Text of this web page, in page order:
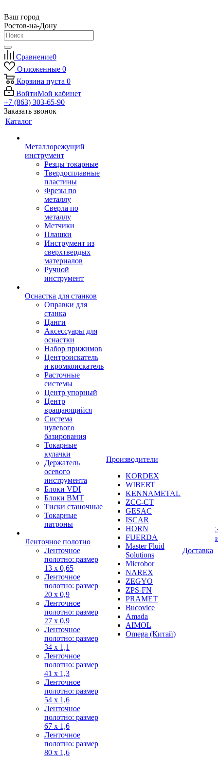
Ваш город
Ростов-на-Дону
Сравнение0
Отложенные 0
Корзина пуста 0
ВойтиМой кабинет
+7 (863) 303-65-90
Заказать звонок
Каталог
Металлорежущий
инструмент
Резцы токарные
Твердосплавные
пластины
Фрезы по
металлу
Сверла по
металлу
Метчики
Плашки
Инструмент из
сверхтвердых
материалов
Ручной
инструмент
Оснастка для станков
Оправки для
станка
Цанги
Аксессуары для
оснастки
Набор прижимов
Центроискатель
и кромкоискатель
Расточные
системы
Центр упорный
Центр
вращающийся
Система
нулевого
базирования
Токарные
кулачки
Держатель
осевого
инструмента
Блоки VDI
Блоки BMT
Тиски станочные
Токарные
патроны
Ленточное полотно
Ленточное
полотно: размер
13 х 0,65
Ленточное
полотно: размер
20 х 0,9
Ленточное
полотно: размер
27 х 0,9
Ленточное
полотно: размер
34 х 1,1
Ленточное
полотно: размер
41 х 1,3
Ленточное
полотно: размер
54 х 1,6
Ленточное
полотно: размер
67 х 1,6
Ленточное
полотно: размер
80 х 1,6
Производители
KORDEX
WIBERT
KENNAMETAL
ZCC-CT
GESAC
ISCAR
HORN
FUERDA
Master Fluid
Solutions
Microbor
NAREX
ZEGYO
ZPS-FN
PRAMET
Bucovice
Amada
AIMOL
Omega (Китай)
Доставка